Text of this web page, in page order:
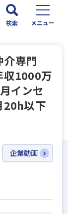
検索 メニュー
介専門
1000万
インセ
20h以下
企業動画